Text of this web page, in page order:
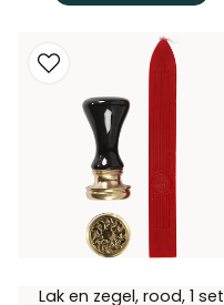
Lak en zegel, rood, 1 set